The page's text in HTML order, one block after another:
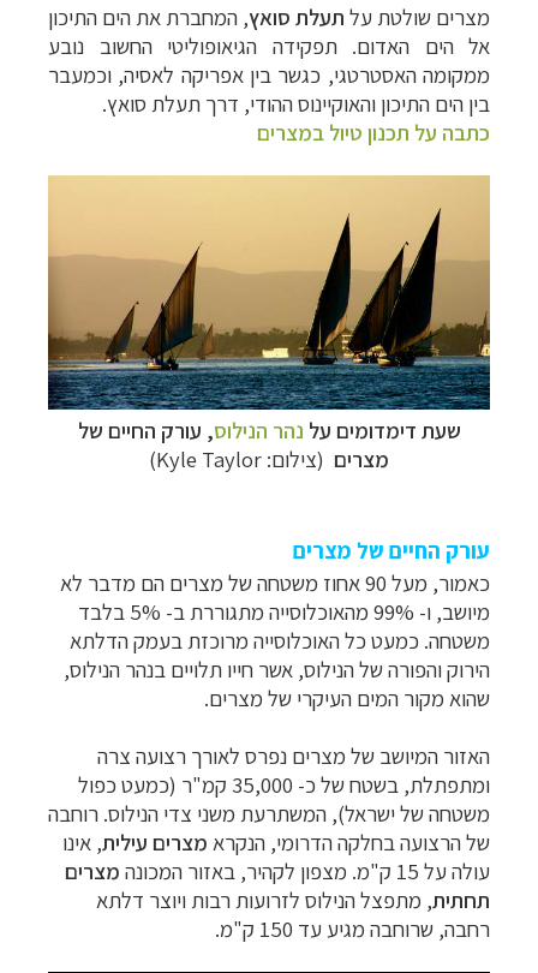
מצרים שולטת על תעלת סואץ, המחברת את הים התיכון
אל הים האדום. תפקידה הגיאופוליטי החשוב נובע
ממקומה האסטרטגי, כגשר בין אפריקה לאסיה, וכמעבר
בין הים התיכון והאוקיינוס ההודי, דרך תעלת סואץ.
כתבה על תכנון טיול במצרים
שעת דימדומים על נהר הנילוס, עורק החיים של
מצרים (צילום: Kyle Taylor)
עורק החיים של מצרים
כאמור, מעל 90 אחוז משטחה של מצרים הם מדבר לא
מיושב, ו- 99% מהאוכלוסייה מתגוררת ב- 5% בלבד
משטחה. כמעט כל האוכלוסייה מרוכזת בעמק הדלתא
הירוק והפורה של הנילוס, אשר חייו תלויים בנהר הנילוס,
שהוא מקור המים העיקרי של מצרים.
האזור המיושב של מצרים נפרס לאורך רצועה צרה
ומתפתלת, בשטח של כ- 35,000 קמ"ר (כמעט כפול
משטחה של ישראל), המשתרעת משני צדי הנילוס. רוחבה
של הרצועה בחלקה הדרומי, הנקרא מצרים עילית, אינו
עולה על 15 ק"מ. מצפון לקהיר, באזור המכונה
מצרים
תחתית, מתפצל הנילוס לזרועות רבות ויוצר דלתא
רחבה, שרוחבה מגיע עד 150 ק"מ.